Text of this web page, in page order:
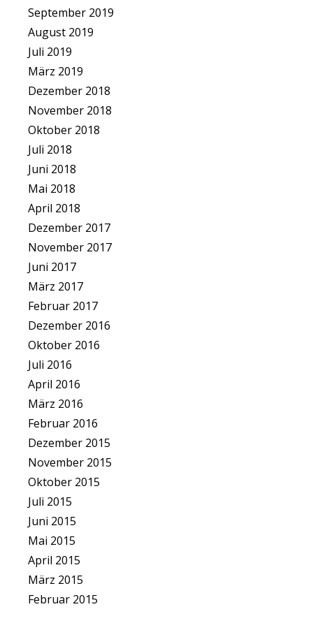
September 2019
August 2019
Juli 2019
März 2019
Dezember 2018
November 2018
Oktober 2018
Juli 2018
Juni 2018
Mai 2018
April 2018
Dezember 2017
November 2017
Juni 2017
März 2017
Februar 2017
Dezember 2016
Oktober 2016
Juli 2016
April 2016
März 2016
Februar 2016
Dezember 2015
November 2015
Oktober 2015
Juli 2015
Juni 2015
Mai 2015
April 2015
März 2015
Februar 2015